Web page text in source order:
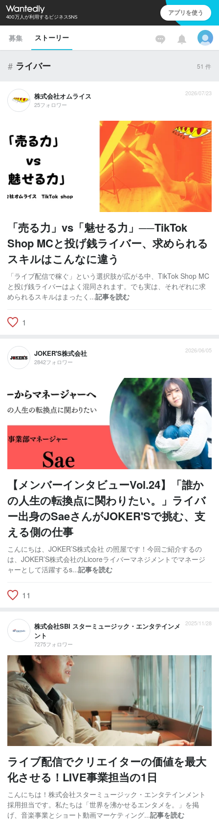
400万人が利用するビジネスSNS アプリを使う
募集 ストーリー
# ライバー 51 件
株式会社オムライス
25フォロワー
2026/07/23
「売る力」vs「魅せる力」──TikTok
Shop MCと投げ銭ライバー、求められる
スキルはこんなに違う
「ライブ配信で稼ぐ」という選択肢が広がる中、TikTok Shop MC
と投げ銭ライバーはよく混同されます。でも実は、それぞれに求
められるスキルはまったく...記事を読む
1
JOKER'S株式会社
2842フォロワー
2026/06/05
【メンバーインタビューVol.24】「誰か
の人生の転換点に関わりたい。」ライバ
ー出身のSaeさんがJOKER'Sで挑む、支
える側の仕事
こんにちは、JOKER’S株式会社 の照屋です！今回ご紹介するの
は、JOKER’S株式会社のLicoreライバーマネジメントでマネージ
ャーとして活躍するs...記事を読む
11
株式会社SBI スターミュージック・エンタテインメ
ント
7275フォロワー
2025/11/28
ライブ配信でクリエイターの価値を最大
化させる！LIVE事業担当の1日
こんにちは！株式会社スターミュージック・エンタテインメント
採用担当です。私たちは「世界を沸かせるエンタメを。」を掲
げ、音楽事業とショート動画マーケティング...記事を読む